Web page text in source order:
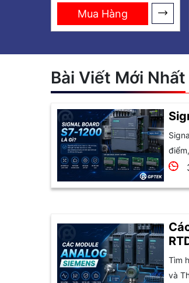
Mua Hàng
Bài Viết Mới Nhất
Tìm
và